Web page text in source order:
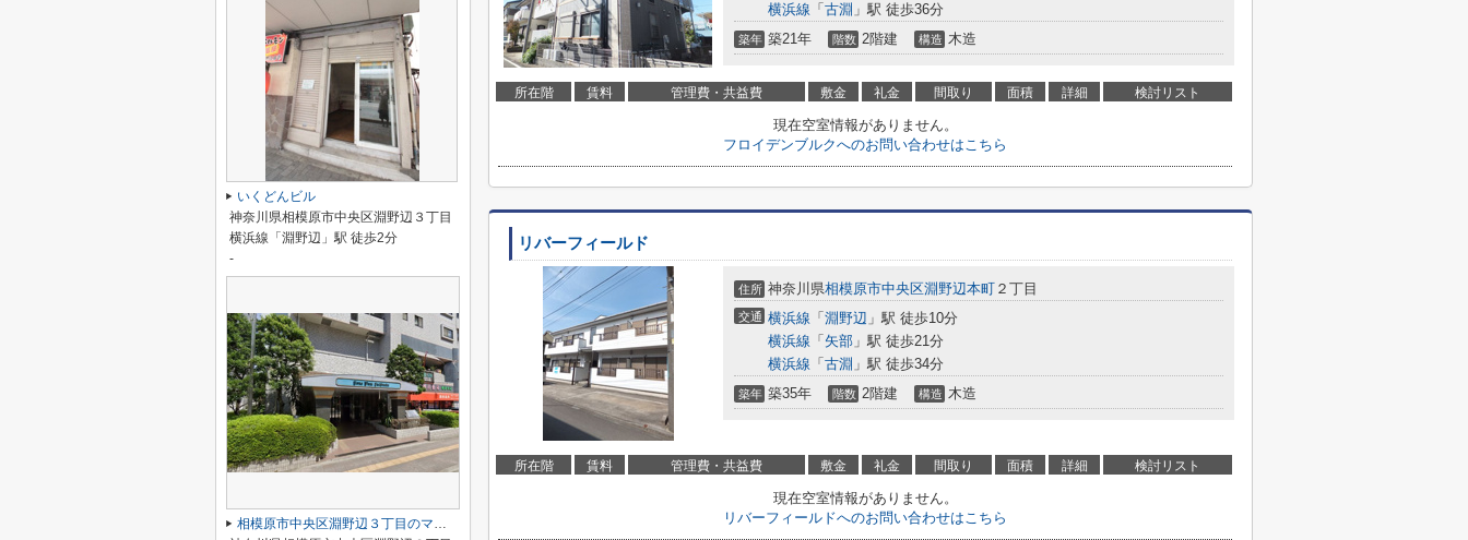
横浜線 「 古淵 」駅 徒歩36分
築年 築21年 階数 2階建 構造 木造
所在階 賃料 管理費・共益費 敷金 礼金 間取り 面積 詳細 検討リスト
現在空室情報がありません。
フロイデンブルクへのお問い合わせはこちら
リバーフィールド
住所 神奈川県相模原市中央区淵野辺本町 ２丁目
交通 横浜線 「 淵野辺 」駅 徒歩10分
横浜線 「 矢部 」駅 徒歩21分
横浜線 「 古淵 」駅 徒歩34分
築年 築35年 階数 2階建 構造 木造
所在階 賃料 管理費・共益費 敷金 礼金 間取り 面積 詳細 検討リスト
現在空室情報がありません。
リバーフィールドへのお問い合わせはこちら
いくどんビル
神奈川県相模原市中央区淵野辺３丁目
横浜線「淵野辺」駅 徒歩2分
-
相模原市中央区淵野辺３丁目のマンション